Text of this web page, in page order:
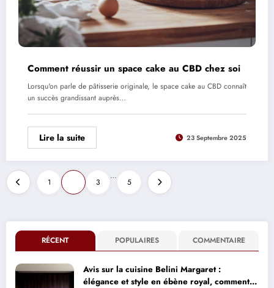
Comment réussir un space cake au CBD chez soi
Lorsqu'on parle de pâtisserie originale, le space cake au CBD connaît
un succès grandissant auprès…
Lire la suite 23 Septembre 2025
Pagination
des
publications
1 3
…
5
RÉCENT POPULAIRES COMMENTAIRE
Avis sur la cuisine Belini Margaret :
élégance et style en ébène royal, comment